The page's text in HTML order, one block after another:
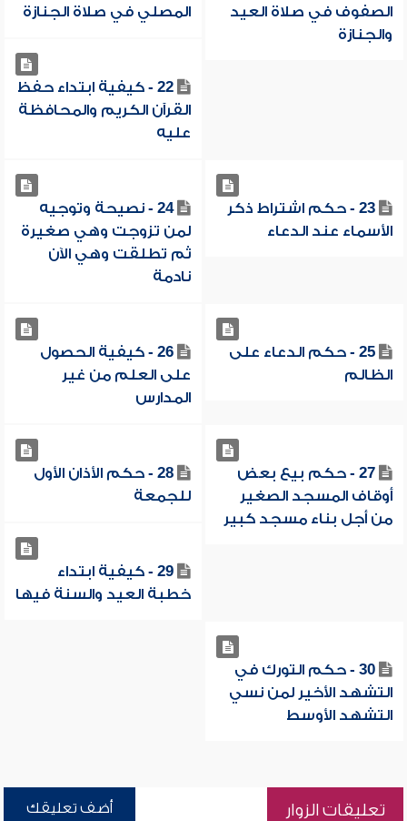
الصفوف في صلاة العيد
والجنازة
المصلي في صلاة الجنازة
22 - كيفية ابتداء حفظ
القرآن الكريم والمحافظة
عليه
23 - حكم اشتراط ذكر
الأسماء عند الدعاء
24 - نصيحة وتوجيه
لمن تزوجت وهي صغيرة
ثم تطلقت وهي الآن
نادمة
25 - حكم الدعاء على
الظالم
26 - كيفية الحصول
على العلم من غير
المدارس
27 - حكم بيع بعض
أوقاف المسجد الصغير
من أجل بناء مسجد كبير
28 - حكم الأذان الأول
للجمعة
29 - كيفية ابتداء
خطبة العيد والسنة فيها
30 - حكم التورك في
التشهد الأخير لمن نسي
التشهد الأوسط
تعليقات الزوار أضف تعليقك